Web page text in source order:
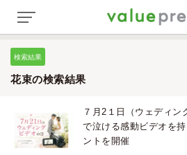
検索結果
花束の検索結果
７月2１日（ウェディン
で泣ける感動ビデオを
ントを開催